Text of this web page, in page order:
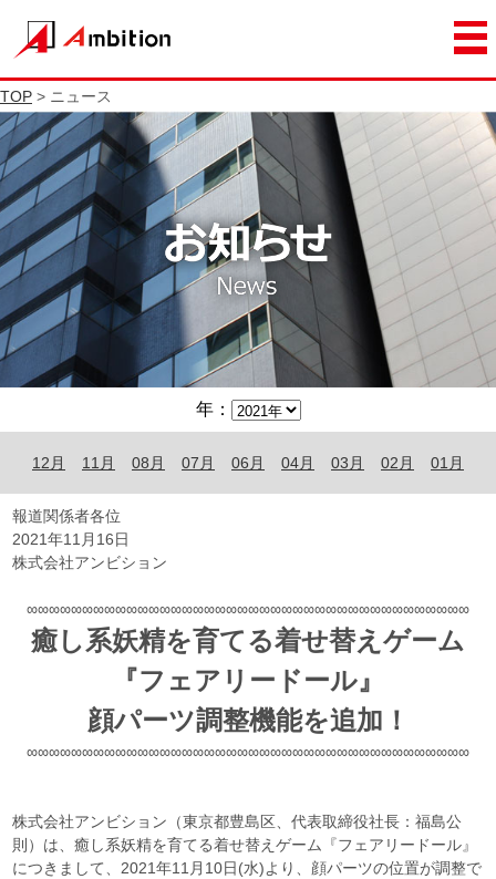
TOP > ニュース
年：
12月 11月 08月 07月 06月 04月 03月 02月 01月
報道関係者各位
2021年11月16日
株式会社アンビション
∞∞∞∞∞∞∞∞∞∞∞∞∞∞∞∞∞∞∞∞∞∞∞∞∞∞∞∞∞∞∞∞∞∞∞∞∞∞∞∞
癒し系妖精を育てる着せ替えゲーム
『フェアリードール』
顔パーツ調整機能を追加！
∞∞∞∞∞∞∞∞∞∞∞∞∞∞∞∞∞∞∞∞∞∞∞∞∞∞∞∞∞∞∞∞∞∞∞∞∞∞∞∞
株式会社アンビション（東京都豊島区、代表取締役社長：福島公
則）は、癒し系妖精を育てる着せ替えゲーム『フェアリードール』
につきまして、2021年11月10日(水)より、顔パーツの位置が調整で